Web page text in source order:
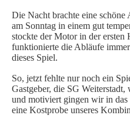
BLOG
SHOP
Die Nacht brachte eine
am Sonntag in einem gut
stockte der Motor in der ersten
funktionierte die Abläufe
dieses Spiel.
So, jetzt fehlte nur noch ein
Gastgeber, die SG
und motiviert gingen wir in das
eine Kostprobe unseres